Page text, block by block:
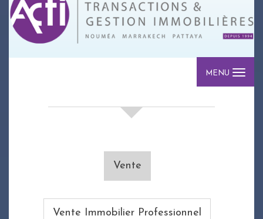
MENU
Vente
Vente Immobilier Professionnel